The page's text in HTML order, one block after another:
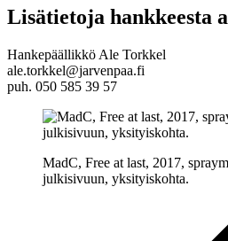
Lisätietoja hankkeesta
Hankepäällikkö Ale Torkkel
ale.torkkel@jarvenpaa.fi
puh. 050 585 39 57
MadC, Free at last, 2017,
julkisivuun, yksityiskohta.